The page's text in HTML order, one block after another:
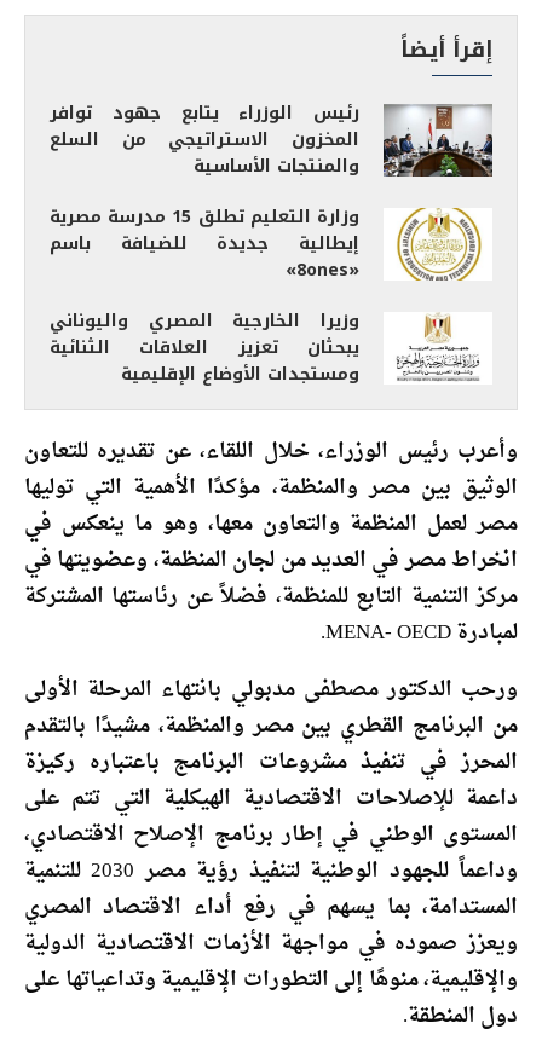
إقرأ أيضاً
رئيس الوزراء يتابع جهود توافر
المخزون الاستراتيجي من السلع
والمنتجات الأساسية
وزارة التعليم تطلق 15 مدرسة مصرية
إيطالية جديدة للضيافة باسم
«8ones»
وزيرا الخارجية المصري واليوناني
يبحثان تعزيز العلاقات الثنائية
ومستجدات الأوضاع الإقليمية
وأعرب رئيس الوزراء، خلال اللقاء، عن ‎تقديره للتعاون
الوثيق بين مصر والمنظمة، مؤكدًا الأهمية التي توليها
مصر لعمل المنظمة والتعاون معها، وهو ما ينعكس في
انخراط مصر في العديد من لجان المنظمة، وعضويتها في
مركز التنمية التابع للمنظمة، فضلاً عن رئاستها المشتركة
لمبادرة MENA- OECD.
ورحب الدكتور مصطفى مدبولي بانتهاء المرحلة الأولى
من البرنامج القطري بين مصر والمنظمة، مشيدًا بالتقدم
المحرز في تنفيذ مشروعات البرنامج باعتباره ركيزة
داعمة للإصلاحات الاقتصادية الهيكلية التي تتم على
المستوى الوطني في إطار برنامج الإصلاح الاقتصادي،
وداعماً للجهود الوطنية لتنفيذ رؤية مصر 2030 للتنمية
المستدامة، بما يسهم في رفع أداء الاقتصاد المصري
ويعزز صموده في مواجهة الأزمات الاقتصادية الدولية
والإقليمية، منوهًا إلى التطورات الإقليمية وتداعياتها على
دول المنطقة.